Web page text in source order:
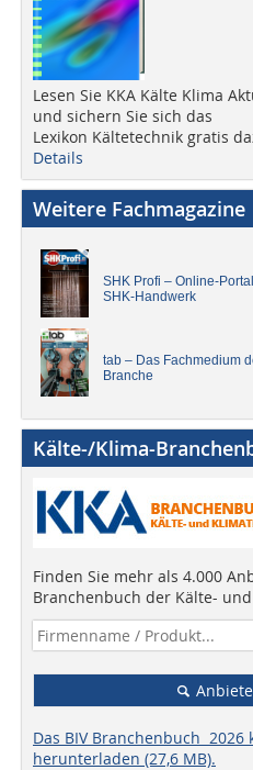
Lesen Sie KKA Kälte Klima
und sichern Sie sich das
Lexikon Kältetechnik gratis
Details
Weitere Fachmagazine
SHK Profi – Online-
SHK-Handwerk
tab – Das Fachmedium
Branche
Kälte-/Klima-
Finden Sie mehr als 4.000
Branchenbuch der Kälte-
Das BIV Branchenbuch 2026
herunterladen (27,6 MB).